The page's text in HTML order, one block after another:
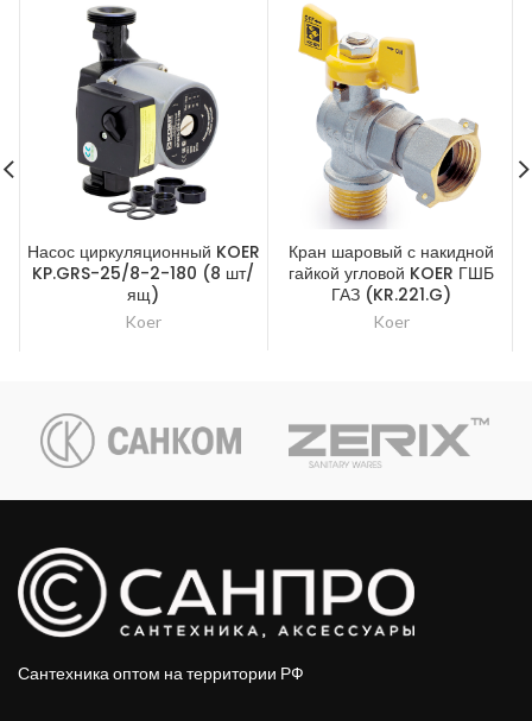
Насос циркуляционный KOER
KP.GRS-25/8-2-180 (8 шт/
ящ)
Koer
Кран шаровый с накидной
гайкой угловой KOER ГШБ
ГАЗ (KR.221.G)
Koer
Сантехника оптом на территории РФ